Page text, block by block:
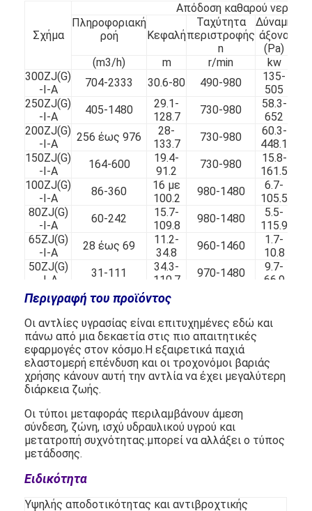
Αρχική σελίδα
προϊόντα
Σχήμα
Απόδοση καθαρού νερού
Πληροφοριακή
ροή
Κεφαλή
Ταχύτητα
περιστροφής
n
Δύναμη
άξονα
(Pa)
(m3/h) m r/min
kw
300ZJ(G)
-I-A
704-2333 30.6-80 490-980
135-
505
250ZJ(G)
-I-A
405-1480
29.1-
128.7
730-980
58.3-
652
200ZJ(G)
-I-A
256 έως 976
28-
133.7
730-980
60.3-
448.1
150ZJ(G)
-I-A
164-600
19.4-
91.2
730-980
15.8-
161.5
100ZJ(G)
-I-A
86-360
16 με
100.2
980-1480
6.7-
105.5
80ZJ(G)
-I-A
60-242
15.7-
109.8
980-1480
5.5-
115.9
65ZJ(G)
-I-A
28 έως 69
11.2-
34.8
960-1460
1.7-
10.8
50ZJ(G)
-I-A
31-111
34.3-
110.7
970-1480
9.7-
66.9
40ZJ(G)
-I-A
9-23
9.1-
44.6
Περιγραφή του προϊόντος
Οι αντλίες υγρασίας είναι επιτυχημένες εδώ και
πάνω από μια δεκαετία στις πιο απαιτητικές
εφαρμογές στον κόσμο.Η εξαιρετικά παχιά
ελαστομερή επένδυση και οι τροχονόμοι βαριάς
χρήσης κάνουν αυτή την αντλία να έχει μεγαλύτερη
διάρκεια ζωής.
Οι τύποι μεταφοράς περιλαμβάνουν άμεση
σύνδεση, ζώνη, ισχύ υδραυλικού υγρού και
μετατροπή συχνότητας.μπορεί να αλλάξει ο τύπος
μετάδοσης.
Ειδικότητα
Υψηλής αποδοτικότητας και αντιβροχτικής